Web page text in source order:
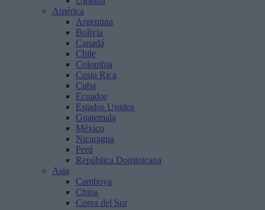
América
Argentina
Bolivia
Canadá
Chile
Colombia
Costa Rica
Cuba
Ecuador
Estados Unidos
Guatemala
México
Nicaragua
Perú
República Dominicana
Asia
Camboya
China
Corea del Sur